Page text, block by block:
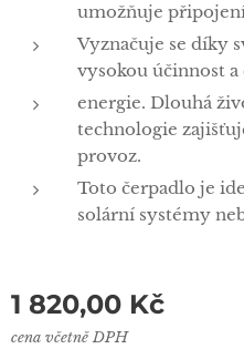
umožňuje
Vyznačuje se díky
vysokou účinnost
energie. Dlouhá
technologie
provoz.
Toto čerpadlo je
solární systémy
1 820,00 Kč
cena včetně DPH